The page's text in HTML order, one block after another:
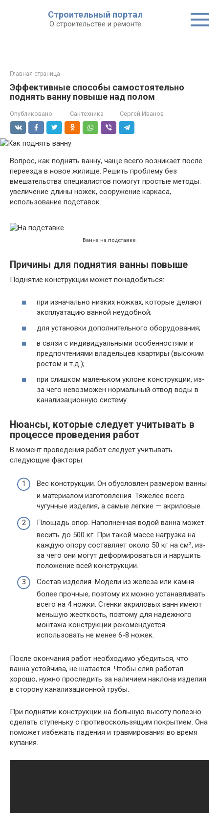
Строительный портал
О строительстве и ремонте
Главная страница
Эффективные способы самостоятельно
поднять ванну повыше над полом
Опубликовано: Сантехника Сергей Иванов
Вопрос, как поднять ванну, чаще всего возникает после
переезда в новое жилище. Решить проблему без
вмешательства специалистов помогут простые методы:
увеличение длины ножек, сооружение каркаса,
использование подставок.
Ванна на подставке.
Причины для поднятия ванны повыше
Поднятие конструкции может понадобиться:
при изначально низких ножках, которые делают
эксплуатацию ванной неудобной;
для установки дополнительного оборудования;
в связи с индивидуальными особенностями и
предпочтениями владельцев квартиры (высоким
ростом и т.д.);
при слишком маленьком уклоне конструкции, из-
за чего невозможен нормальный отвод воды в
канализационную систему.
Нюансы, которые следует учитывать в
процессе проведения работ
В момент проведения работ следует учитывать
следующие факторы:
Вес конструкции. Он обусловлен размером ванны
и материалом изготовления. Тяжелее всего
чугунные изделия, а самые легкие — акриловые.
Площадь опор. Наполненная водой ванна может
весить до 500 кг. При такой массе нагрузка на
каждую опору составляет около 50 кг на см², из-
за чего они могут деформироваться и нарушить
положение всей конструкции.
Состав изделия. Модели из железа или камня
более прочные, поэтому их можно устанавливать
всего на 4 ножки. Стенки акриловых ванн имеют
меньшую жесткость, поэтому для надежного
монтажа конструкции рекомендуется
использовать не менее 6-8 ножек.
После окончания работ необходимо убедиться, что
ванна устойчива, не шатается. Чтобы слив работал
хорошо, нужно проследить за наличием наклона изделия
в сторону канализационной трубы.
При поднятии конструкции на большую высоту полезно
сделать ступеньку с противоскользящим покрытием. Она
поможет избежать падения и травмирования во время
купания.